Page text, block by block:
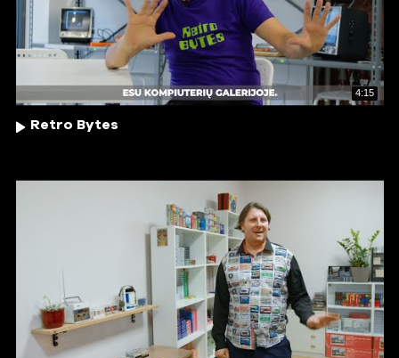
4:15
Retro Bytes